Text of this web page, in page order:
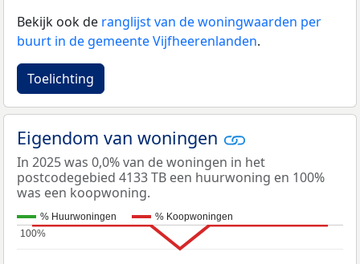
Bekijk ook de ranglijst van de woningwaarden per
buurt in de gemeente Vijfheerenlanden.
Toelichting
Eigendom van woningen
In 2025 was 0,0% van de woningen in het
postcodegebied 4133 TB een huurwoning en 100%
was een koopwoning.
% Huurwoningen
% Koopwoningen
100%
100%